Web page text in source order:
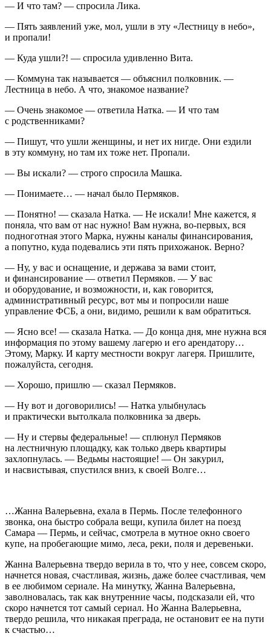
— И что там? — спросила Лика.
— Пять заявлений уже, мол, ушли в эту «Лестницу в небо»,
и пропали!
— Куда ушли?! — спросила удивленно Вита.
— Коммуна так называется — объяснил полковник. —
Лестница в небо. А что, знакомое название?
— Очень знакомое — ответила Натка. — И что там
с родственниками?
— Пишут, что ушли женщины, и нет их нигде. Они ездили
в эту коммуну, но там их тоже нет. Пропали.
— Вы искали? — строго спросила Машка.
— Понимаете… — начал было Пермяков.
— Понятно! — сказала Натка. — Не искали! Мне кажется, я
поняла, что вам от нас нужно! Вам нужна, во-первых, вся
подноготная этого Марка, нужны каналы финансирования,
а попутно, куда подевались эти пять прихожанок. Верно?
— Ну, у вас и оснащение, и держава за вами стоит,
и финансирование — ответил Пермяков. — У вас
и оборудование, и возможности, и, как говорится,
административный ресурс, вот мы и попросили наше
управление ФСБ, а они, видимо, решили к вам обратиться.
— Ясно все! — сказала Натка. — До конца дня, мне нужна вся
информация по этому вашему лагерю и его арендатору…
Этому, Марку. И карту местности вокруг лагеря. Пришлите,
пожалуйста, сегодня.
— Хорошо, пришлю — сказал Пермяков.
— Ну вот и договорились! — Натка улыбнулась
и практически вытолкала полковника за дверь.
— Ну и стервы федеральные! — сплюнул Пермяков
на лестничную площадку, как только дверь квартиры
захлопнулась. — Ведьмы настоящие! — Он закурил,
и насвистывая, спустился вниз, к своей Волге…
…Жанна Валерьевна, ехала в Пермь. После телефонного
звонка, она быстро собрала вещи, купила билет на поезд
Самара — Пермь, и сейчас, смотрела в мутное окно своего
купе, на пробегающие мимо, леса, реки, поля и деревеньки.
Жанна Валерьевна твердо верила в то, что у нее, совсем скоро,
начнется новая, счастливая, жизнь, даже более счастливая, чем
в ее любимом сериале. На минутку, Жанна Валерьевна,
заволновалась, так как внутренние часы, подсказали ей, что
скоро начнется тот самый сериал. Но Жанна Валерьевна,
твердо решила, что никакая преграда, не остановит ее на пути
к счастью…